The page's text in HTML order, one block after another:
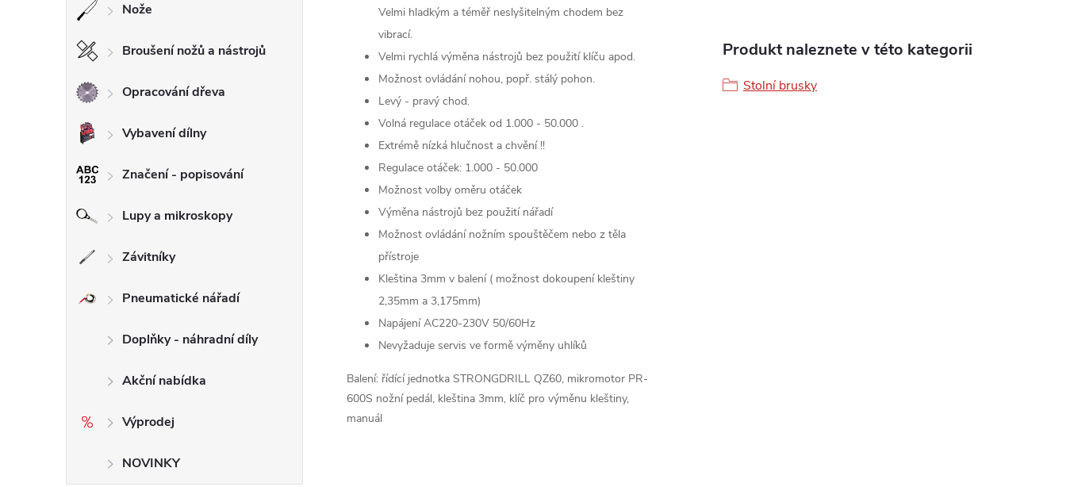
Nože
Broušení nožů a nástrojů
Opracování dřeva
Vybavení dílny
Značení - popisování
Lupy a mikroskopy
Závitníky
Pneumatické nářadí
Doplňky - náhradní díly
Akční nabídka
Výprodej
NOVINKY
Velmi hladkým a téměř neslyšitelným chodem bez
vibrací.
Velmi rychlá výměna nástrojů bez použití klíču apod.
Možnost ovládání nohou, popř. stálý pohon.
Levý - pravý chod.
Volná regulace otáček od 1.000 - 50.000 .
Extrémě nízká hlučnost a chvění !!
Regulace otáček: 1.000 - 50.000
Možnost volby oměru otáček
Výměna nástrojů bez použití nářadí
Možnost ovládání nožním spouštěčem nebo z těla
přístroje
Kleština 3mm v balení ( možnost dokoupení kleštiny
2,35mm a 3,175mm)
Napájení AC220-230V 50/60Hz
Nevyžaduje servis ve formě výměny uhlíků
Balení: řídící jednotka STRONGDRILL QZ60, mikromotor PR-
600S nožní pedál, kleština 3mm, klíč pro výměnu kleštiny,
manuál
Produkt naleznete v této kategorii
Stolní brusky